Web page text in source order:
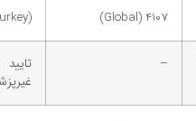
4107 (Global)
–